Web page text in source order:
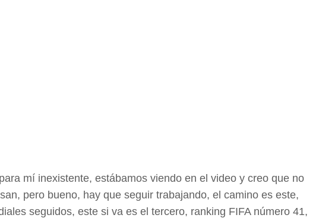
mí inexistente, estábamos viendo en el video y creo que no
pero bueno, hay que seguir trabajando, el camino es este,
seguidos, este si va es el tercero, ranking FIFA número 41,